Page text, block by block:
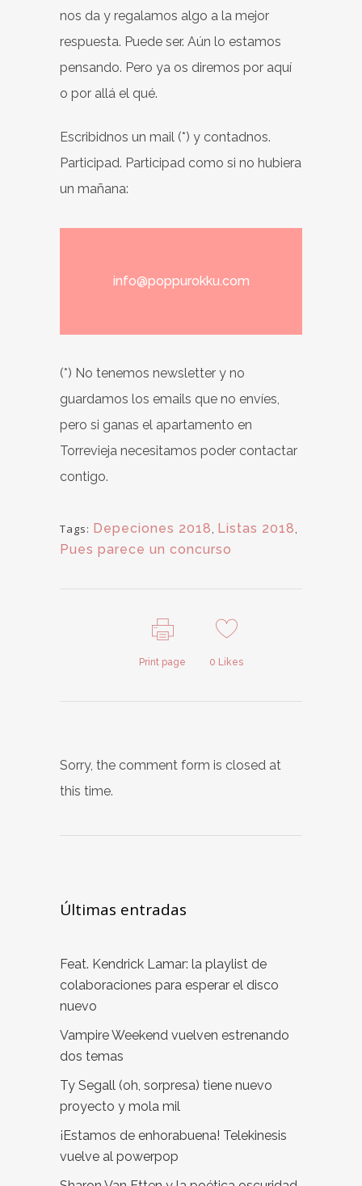
nos da y regalamos algo a la mejor
respuesta. Puede ser. Aún lo estamos
pensando. Pero ya os diremos por aquí
o por allá el qué.
Escribidnos un mail (*) y contadnos.
Participad. Participad como si no hubiera
un mañana:
info@poppurokku.com
(*) No tenemos newsletter y no
guardamos los emails que no envíes,
pero si ganas el apartamento en
Torrevieja necesitamos poder contactar
contigo.
Tags: Depeciones 2018, Listas 2018,
Pues parece un concurso
Print page 0 Likes
Sorry, the comment form is closed at
this time.
Últimas entradas
Feat. Kendrick Lamar: la playlist de
colaboraciones para esperar el disco
nuevo
Vampire Weekend vuelven estrenando
dos temas
Ty Segall (oh, sorpresa) tiene nuevo
proyecto y mola mil
¡Estamos de enhorabuena! Telekinesis
vuelve al powerpop